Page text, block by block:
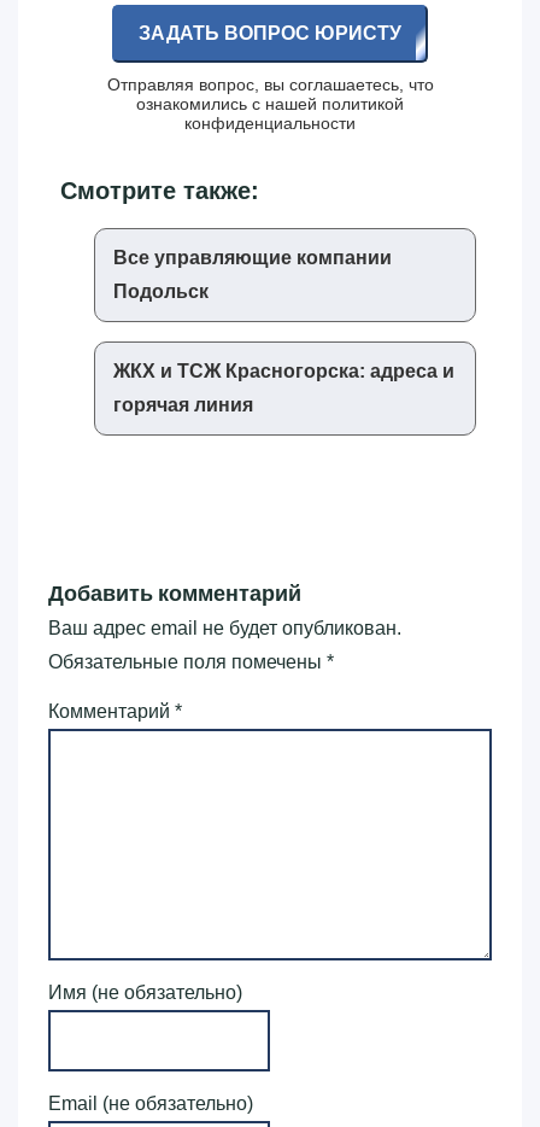
ЗАДАТЬ ВОПРОС ЮРИСТУ
Отправляя вопрос, вы соглашаетесь, что
ознакомились с нашей политикой
конфиденциальности
Смотрите также:
Все управляющие компании
Подольск
ЖКХ и ТСЖ Красногорска: адреса и
горячая линия
Добавить комментарий
Ваш адрес email не будет опубликован.
Обязательные поля помечены *
Комментарий *
Имя (не обязательно)
Email (не обязательно)